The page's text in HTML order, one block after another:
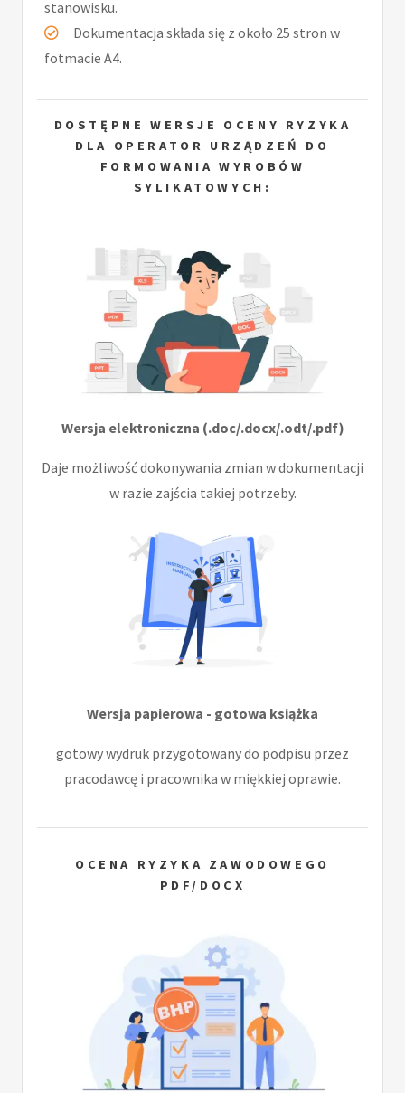
stanowisku.
Dokumentacja składa się z około 25 stron w
fotmacie A4.
DOSTĘPNE WERSJE OCENY RYZYKA
DLA OPERATOR URZĄDZEŃ DO
FORMOWANIA WYROBÓW
SYLIKATOWYCH:
Wersja elektroniczna (.doc/.docx/.odt/.pdf)
Daje możliwość dokonywania zmian w dokumentacji
w razie zajścia takiej potrzeby.
Wersja papierowa - gotowa książka
gotowy wydruk przygotowany do podpisu przez
pracodawcę i pracownika w miękkiej oprawie.
OCENA RYZYKA ZAWODOWEGO
PDF/DOCX